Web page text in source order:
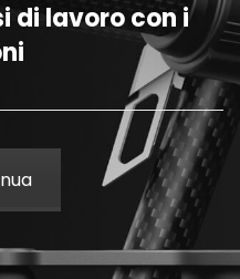
di lavoro con i